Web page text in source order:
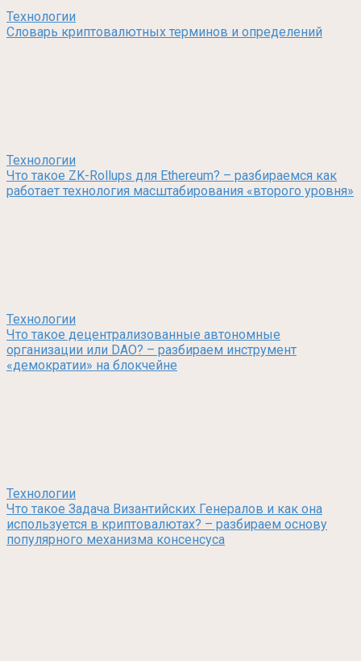
Технологии
Словарь криптовалютных терминов и определений
Технологии
Что такое ZK-Rollups для Ethereum? – разбираемся как
работает технология масштабирования «второго уровня»
Технологии
Что такое децентрализованные автономные
организации или DAO? – разбираем инструмент
«демократии» на блокчейне
Технологии
Что такое Задача Византийских Генералов и как она
используется в криптовалютах? – разбираем основу
популярного механизма консенсуса